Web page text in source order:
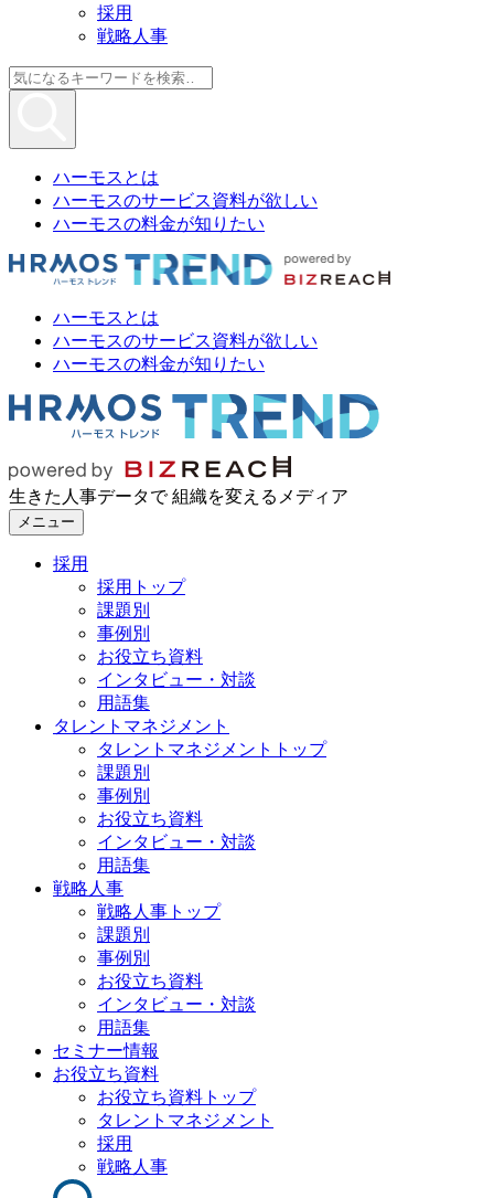
採用
戦略人事
ハーモスとは
ハーモスのサービス資料が欲しい
ハーモスの料金が知りたい
ハーモスとは
ハーモスのサービス資料が欲しい
ハーモスの料金が知りたい
生きた人事データで 組織を変えるメディア
メニュー
採用
採用トップ
課題別
事例別
お役立ち資料
インタビュー・対談
用語集
タレントマネジメント
タレントマネジメントトップ
課題別
事例別
お役立ち資料
インタビュー・対談
用語集
戦略人事
戦略人事トップ
課題別
事例別
お役立ち資料
インタビュー・対談
用語集
セミナー情報
お役立ち資料
お役立ち資料トップ
タレントマネジメント
採用
戦略人事